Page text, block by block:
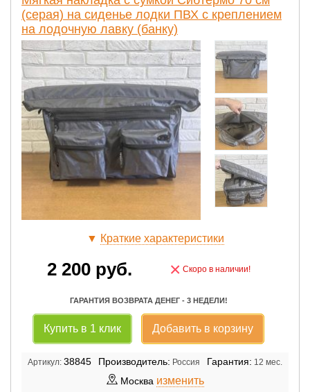
(серая) на сиденье лодки ПВХ с креплением
на лодочную лавку (банку)
▼ Краткие характеристики
2 200 руб. × Скоро в наличии!
ГАРАНТИЯ ВОЗВРАТА ДЕНЕГ - 3 НЕДЕЛИ!
Купить в 1 клик Добавить в корзину
Артикул: 38845 Производитель: Россия Гарантия: 12 мес.
Москва изменить